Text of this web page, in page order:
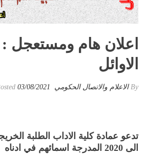
اعلان هام ومستعجل
الاوائل
By الاعلام والاتصال الحكومي 03/08/2021
الى 2020 المدرجة اسمائهم في ادناه